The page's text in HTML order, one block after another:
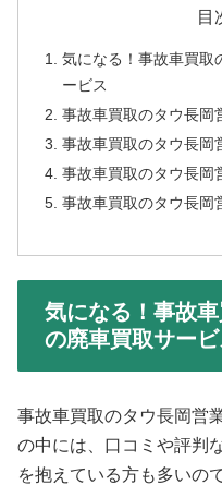
目
気になる！事故車買取
ービス
事故車買取のタウ長岡
事故車買取のタウ長岡
事故車買取のタウ長岡
事故車買取のタウ長岡
気になる！事故
の廃車買取サービ
事故車買取のタウ長岡営
の中には、口コミや評判
を抱えている方も多いの